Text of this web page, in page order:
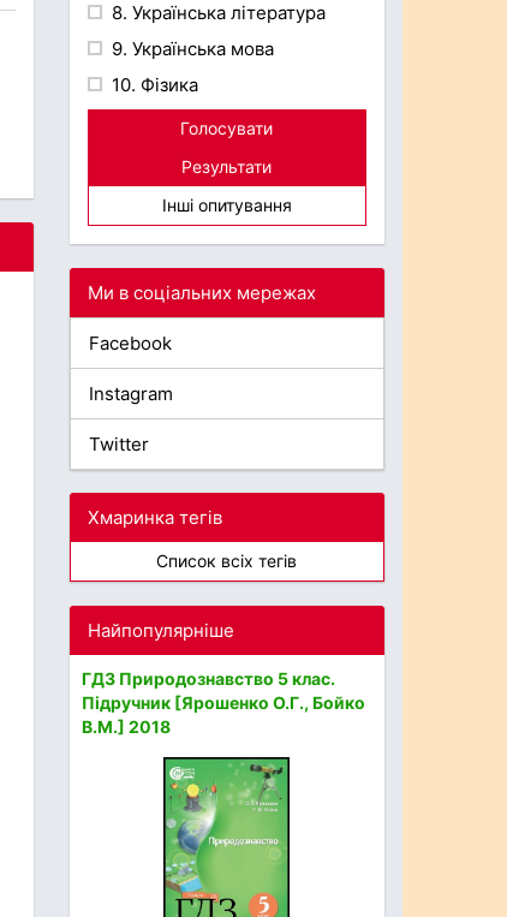
8. Українська література
9. Українська мова
10. Фізика
Голосувати
Результати
Інші опитування
Ми в соціальних мережах
Facebook
Instagram
Twitter
Хмаринка тегів
Список всіх тегів
Найпопулярніше
ГДЗ Природознавство 5 клас.
Підручник [Ярошенко О.Г., Бойко
В.М.] 2018